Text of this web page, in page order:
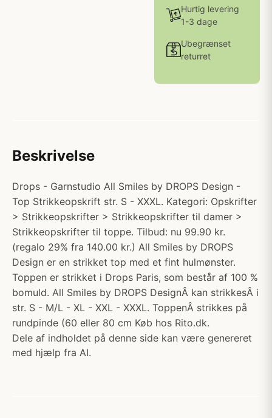
Hurtig levering
1-3 dage
Ubegrænset
returret
Beskrivelse
Drops - Garnstudio All Smiles by DROPS Design -
Top Strikkeopskrift str. S - XXXL. Kategori: Opskrifter
> Strikkeopskrifter > Strikkeopskrifter til damer >
Strikkeopskrifter til toppe. Tilbud: nu 99.90 kr.
(regalo 29% fra 140.00 kr.) All Smiles by DROPS
Design er en strikket top med et fint hulmønster.
Toppen er strikket i Drops Paris, som består af 100 %
bomuld. All Smiles by DROPS DesignÂ kan strikkesÂ i
str. S - M/L - XL - XXL - XXXL. ToppenÂ strikkes på
rundpinde (60 eller 80 cm Køb hos Rito.dk.
Dele af indholdet på denne side kan være genereret
med hjælp fra AI.